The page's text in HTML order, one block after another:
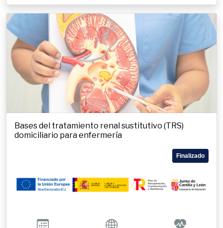
Bases del tratamiento renal sustitutivo (TRS)
domiciliario para enfermería
Finalizado